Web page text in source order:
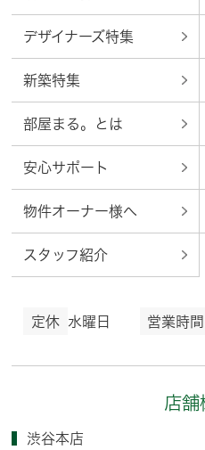
デザイナーズ特集
新築特集
部屋まる。とは
安心サポート
物件オーナー様へ
スタッフ紹介
定休 水曜日 営業時間
店舗
渋谷本店